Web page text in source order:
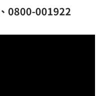
0800-001922